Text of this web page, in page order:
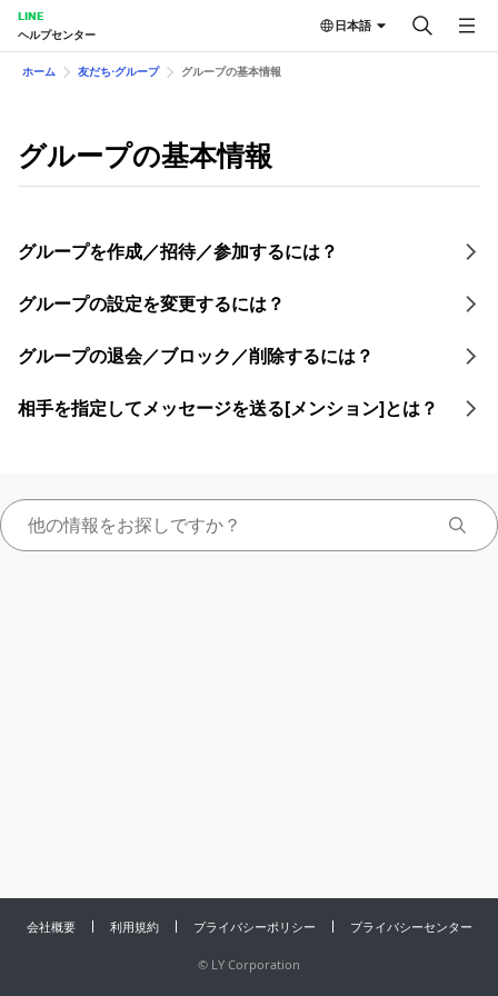
LINE
ヘルプセンター
日本語
ホーム 友だち⋅グループ グループの基本情報
グループの基本情報
グループを作成／招待／参加するには？
グループの設定を変更するには？
グループの退会／ブロック／削除するには？
相手を指定してメッセージを送る[メンション]とは？
会社概要 利用規約 プライバシーポリシー プライバシーセンター
© LY Corporation